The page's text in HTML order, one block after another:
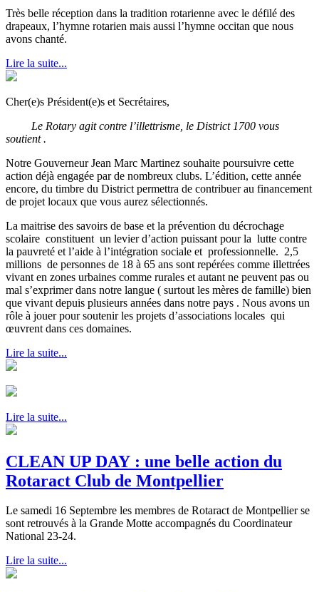
Très belle réception dans la tradition rotarienne avec le défilé des
drapeaux, l’hymne rotarien mais aussi l’hymne occitan que nous
avons chanté.
Lire la suite...
Cher(e)s Président(e)s et Secrétaires,
Le Rotary agit contre l’illettrisme, le District 1700 vous
soutient .
Notre Gouverneur Jean Marc Martinez souhaite poursuivre cette
action déjà engagée par de nombreux clubs. L’édition, cette année
encore, du timbre du District permettra de contribuer au financement
de projet locaux que vous aurez sélectionnés.
La maitrise des savoirs de base et la prévention du décrochage
scolaire constituent un levier d’action puissant pour la lutte contre
la pauvreté et l’aide à l’intégration sociale et professionnelle. 2,5
millions de personnes de 18 à 65 ans sont repérées comme illettrées
vivant en zones urbaines comme rurales et autant ne peuvent pas ou
mal s’exprimer dans notre langue ( surtout les mères de famille) bien
que vivant depuis plusieurs années dans notre pays . Nous avons un
rôle à jouer pour soutenir les projets d’associations locales qui
œuvrent dans ces domaines.
Lire la suite...
Lire la suite...
CLEAN UP DAY : une belle action du
Rotaract Club de Montpellier
Le samedi 16 Septembre les membres de Rotaract de Montpellier se
sont retrouvés à la Grande Motte accompagnés du Coordinateur
National 23-24.
Lire la suite...